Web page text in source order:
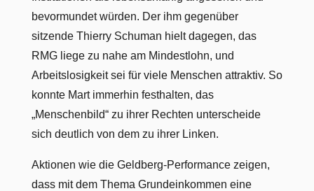
bevormundet würden. Der ihm gegenüber
sitzende Thierry Schuman hielt dagegen, das
RMG liege zu nahe am Mindestlohn, und
Arbeitslosigkeit sei für viele Menschen attraktiv. So
konnte Mart immerhin festhalten, das
„Menschenbild“ zu ihrer Rechten unterscheide
sich deutlich von dem zu ihrer Linken.
Aktionen wie die Geldberg-Performance zeigen,
dass mit dem Thema Grundeinkommen eine